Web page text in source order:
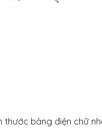
thước bảng điện chữ